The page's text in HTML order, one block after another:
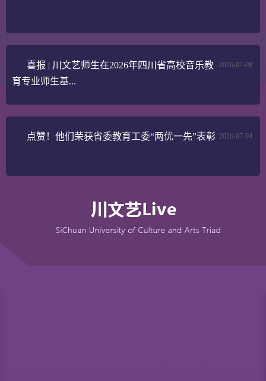
2026-07-08
喜报 | 川文艺师生在2026年四川省高校音乐教
育专业师生基...
2026-07-04
点赞！他们荣获省委教育工委“两优一先”表彰